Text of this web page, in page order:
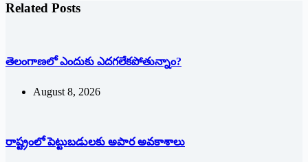
Related Posts
తెలంగాణలో ఎందుకు ఎదగలేకపోతున్నాం?
August 8, 2026
రాష్ట్రంలో పెట్టుబడులకు అపార అవకాశాలు